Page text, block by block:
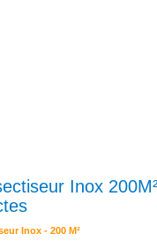
Inox
Inox - 200 M²